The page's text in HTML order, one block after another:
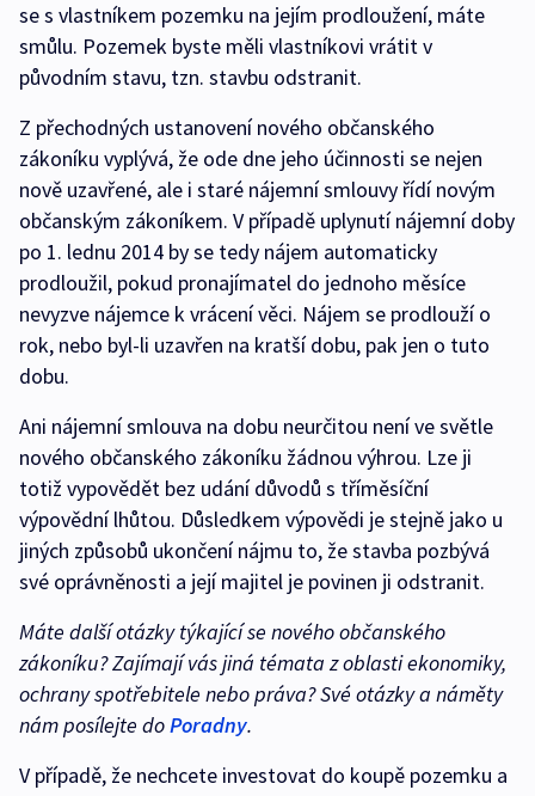
se s vlastníkem pozemku na jejím prodloužení, máte
smůlu. Pozemek byste měli vlastníkovi vrátit v
původním stavu, tzn. stavbu odstranit.
Z přechodných ustanovení nového občanského
zákoníku vyplývá, že ode dne jeho účinnosti se nejen
nově uzavřené, ale i staré nájemní smlouvy řídí novým
občanským zákoníkem. V případě uplynutí nájemní doby
po 1. lednu 2014 by se tedy nájem automaticky
prodloužil, pokud pronajímatel do jednoho měsíce
nevyzve nájemce k vrácení věci. Nájem se prodlouží o
rok, nebo byl-li uzavřen na kratší dobu, pak jen o tuto
dobu.
Ani nájemní smlouva na dobu neurčitou není ve světle
nového občanského zákoníku žádnou výhrou. Lze ji
totiž vypovědět bez udání důvodů s tříměsíční
výpovědní lhůtou. Důsledkem výpovědi je stejně jako u
jiných způsobů ukončení nájmu to, že stavba pozbývá
své oprávněnosti a její majitel je povinen ji odstranit.
Máte další otázky týkající se nového občanského
zákoníku? Zajímají vás jiná témata z oblasti ekonomiky,
ochrany spotřebitele nebo práva? Své otázky a náměty
nám posílejte doPoradny.
V případě, že nechcete investovat do koupě pozemku a